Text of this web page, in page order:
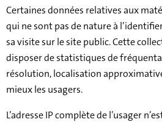
Certaines données relatives aux
qui ne sont pas de nature à
sa visite sur le site public. Cette
disposer de statistiques de
résolution, localisation
mieux les usagers.
L’adresse IP complète de l’usager